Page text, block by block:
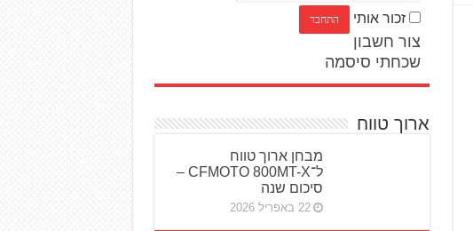
זכור אותי
צור חשבון
שכחתי סיסמה
ארוך טווח
מבחן ארוך טווח
ל־CFMOTO 800MT-X –
סיכום שנה
22 באפריל 2026